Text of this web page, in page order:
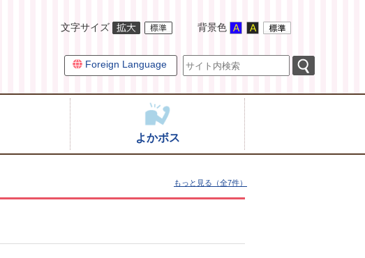
文字サイズ 背景色
Foreign Language
よかボス
もっと見る（全7件）